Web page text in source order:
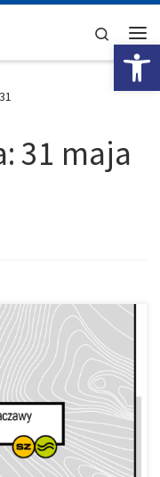
Search
31
31 maja
się na wyścigu
ze swoją malowniczą,
wzdłuż rzeki
rynku. Zapisy są
do krainy polskiego